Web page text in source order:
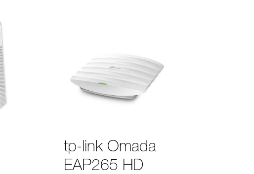
tp-link Omada
EAP265 HD